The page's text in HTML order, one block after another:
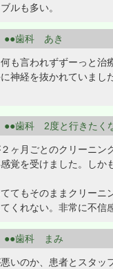
ルも多い。
●●歯科 あき
も言われずずーっと治
神経を抜かれていまし
歯科 2度と行きたく
ヶ月ごとのクリーニン
覚を受けました。しか
てもそのままクリーニ
くれない。非常に不信
●●歯科 まみ
いのか、患者とスタッ